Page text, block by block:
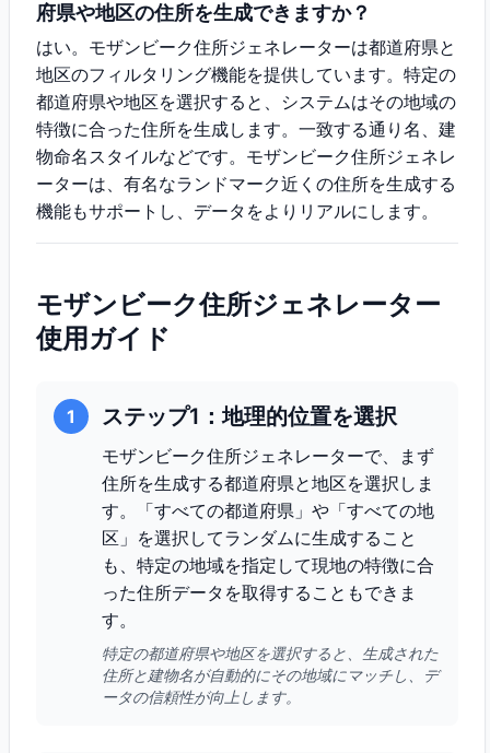
府県や地区の住所を生成できますか？
はい。モザンビーク住所ジェネレーターは都道府県と
地区のフィルタリング機能を提供しています。特定の
都道府県や地区を選択すると、システムはその地域の
特徴に合った住所を生成します。一致する通り名、建
物命名スタイルなどです。モザンビーク住所ジェネレ
ーターは、有名なランドマーク近くの住所を生成する
機能もサポートし、データをよりリアルにします。
モザンビーク住所ジェネレーター
使用ガイド
1 ステップ1：地理的位置を選択
モザンビーク住所ジェネレーターで、まず
住所を生成する都道府県と地区を選択しま
す。「すべての都道府県」や「すべての地
区」を選択してランダムに生成すること
も、特定の地域を指定して現地の特徴に合
った住所データを取得することもできま
す。
特定の都道府県や地区を選択すると、生成された
住所と建物名が自動的にその地域にマッチし、デ
ータの信頼性が向上します。